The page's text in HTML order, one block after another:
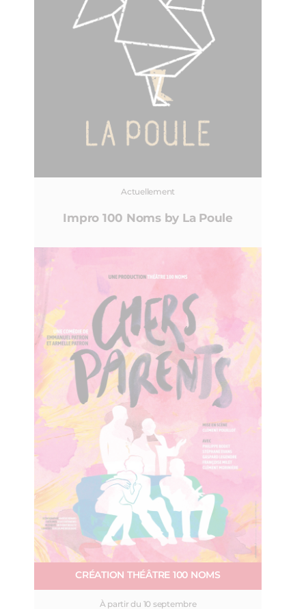
Actuellement
Impro 100 Noms by La Poule
CRÉATION THÉÂTRE 100 NOMS
À partir du 10 septembre